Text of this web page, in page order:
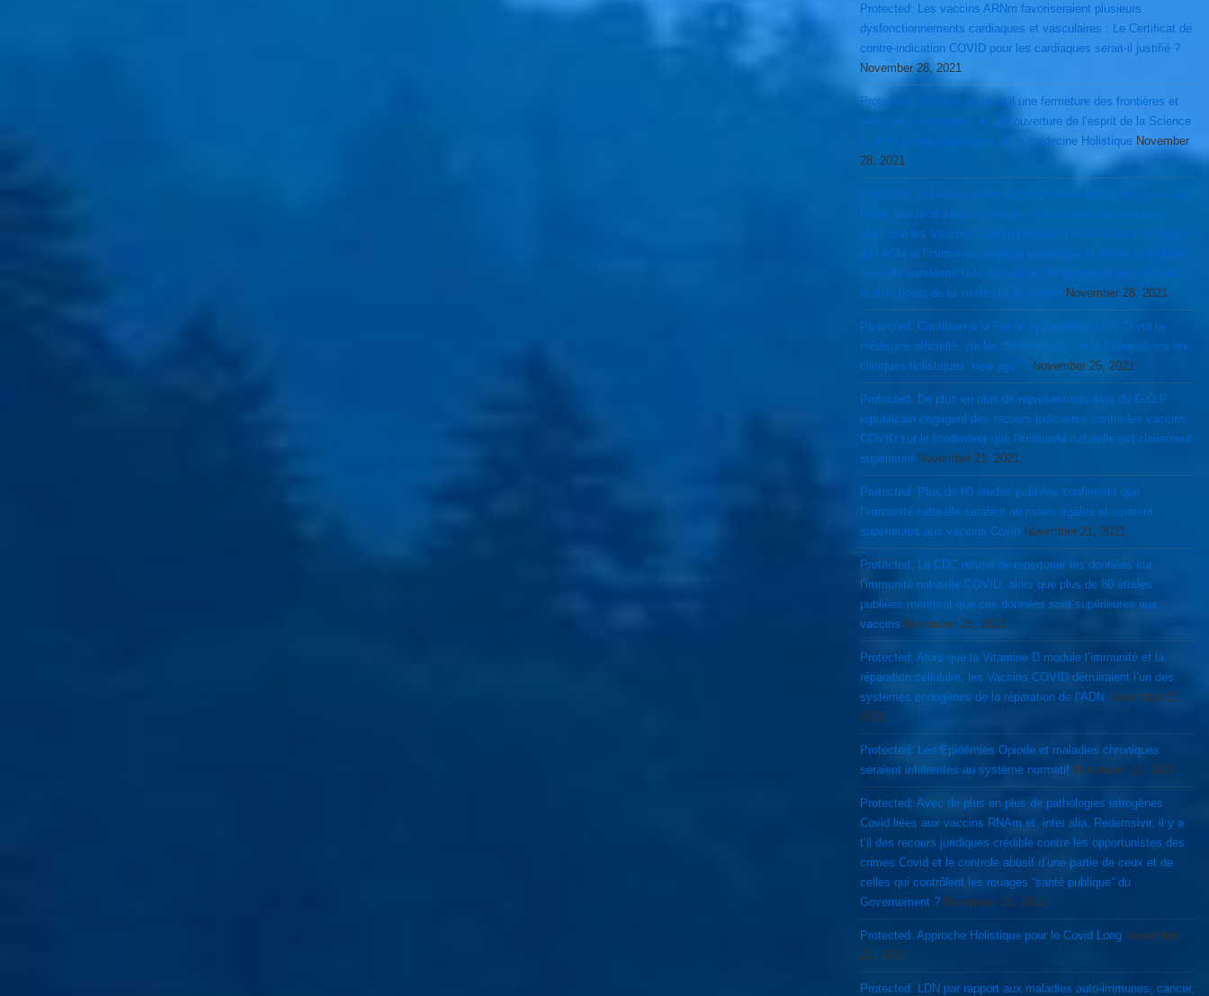
Protected: Les vaccins ARNm favoriseraient plusieurs
dysfonctionnements cardiaques et vasculaires : Le Certificat de
contre-indication COVID pour les cardiaques serait-il justifié ?
November 28, 2021
Protected: Omicron justifie t’il une fermeture des frontières et
éventuel confinement ou une ouverture de l’esprit de la Science
et de la pleine légalisation de la médecine Holistique November
28, 2021
Protected: Nouveau variant Omicron serait plus contagieux que
Delta, mutation adaptive oblige…surtout pour les vaccinés,
alors que les Vaccins Covid inhiberaient la réparation endogène
de l’ADN et l’immunité adaptive faisant par la même le lit d’une
nouvelle pandémie faite de cancer, de désordres auto-immuns
et d’un boost de la vieillesse accélérée November 28, 2021
Protected: Contibuer à la Fin de la pandémie COVID via la
médecine officielle, via les “fever clinics” de la Chine ou via les
cliniques holistiques “new age” ? November 25, 2021
Protected: De plus en plus de représentants élus du G.O.P
républicain engagent des recours judiciaires contre les vaccins
COVID sur le fondement que l’immunité naturelle est clairement
supérieure November 21, 2021
Protected: Plus de 80 études publiées confirment que
l’immunité naturelle seraient au moins égales et souvent
supérieures aux vaccins Covid November 21, 2021
Protected: La CDC refuse de repertorier les données sur
l’immunité naturelle COVID, alors que plus de 80 études
publiées montrent que ces données sont supérieures aux
vaccins November 21, 2021
Protected: Alors que la Vitamine D module l’immunité et la
réparation cellulaire, les Vaccins COVID détruiraient l’un des
systèmes endogènes de la réparation de l’ADN November 21,
2021
Protected: Les Épidémies Opiode et maladies chroniques
seraient inhérentes au système normatif November 21, 2021
Protected: Avec de plus en plus de pathologies iatrogènes
Covid liées aux vaccins RNAm et, inter alia, Redemsivir, il y a
t’il des recours juridiques crédible contre les opportunistes des
crimes Covid et le controle abusif d’une partie de ceux et de
celles qui contrôlent les rouages “santé publique” du
Governement ? November 21, 2021
Protected: Approche Holistique pour le Covid Long November
21, 2021
Protected: LDN par rapport aux maladies auto-immunes, cancer,